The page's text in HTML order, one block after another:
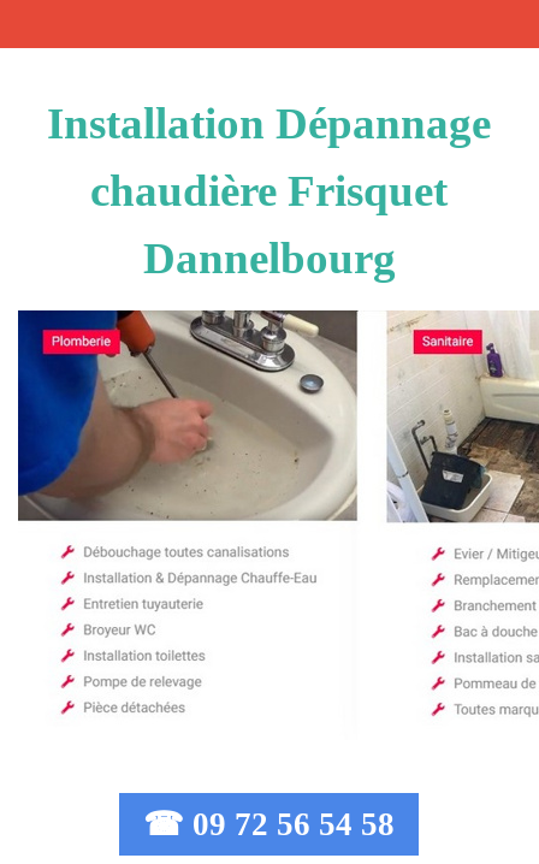
Installation Dépannage
chaudière Frisquet
Dannelbourg
☎ 09 72 56 54 58